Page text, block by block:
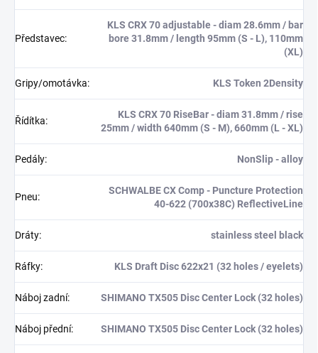
Představec:
KLS CRX 70 adjustable - diam 28.6mm / bar
bore 31.8mm / length 95mm (S - L), 110mm
(XL)
Gripy/omotávka: KLS Token 2Density
Řídítka:
KLS CRX 70 RiseBar - diam 31.8mm / rise
25mm / width 640mm (S - M), 660mm (L - XL)
Pedály: NonSlip - alloy
Pneu:
SCHWALBE CX Comp - Puncture Protection
40-622 (700x38C) ReflectiveLine
Dráty: stainless steel black
Ráfky: KLS Draft Disc 622x21 (32 holes / eyelets)
Náboj zadní: SHIMANO TX505 Disc Center Lock (32 holes)
Náboj přední: SHIMANO TX505 Disc Center Lock (32 holes)